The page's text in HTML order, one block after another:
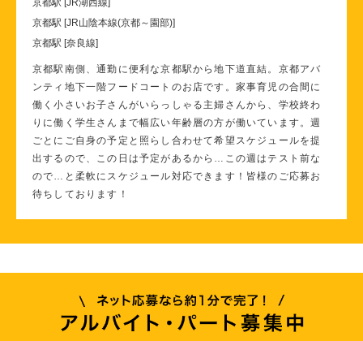
京都駅 [JR山陰本線(京都～園部)]
京都駅 [奈良線]
京都駅南側、通勤に便利な京都駅から地下道直結。京都アバ
ンティ地下一階フードコートのお店です。家事育児の合間に
働く小さいお子さんがいらっしゃる主婦さんから、学校終わ
りに働く学生さんまで幅広い年齢層の方が働いています。週
ごとにご自身の予定と照らし合わせて希望スケジュールを提
出するので、この日は予定があるから…この週はテスト前な
ので…と柔軟にスケジュール対応できます！皆様のご応募お
待ちしております！